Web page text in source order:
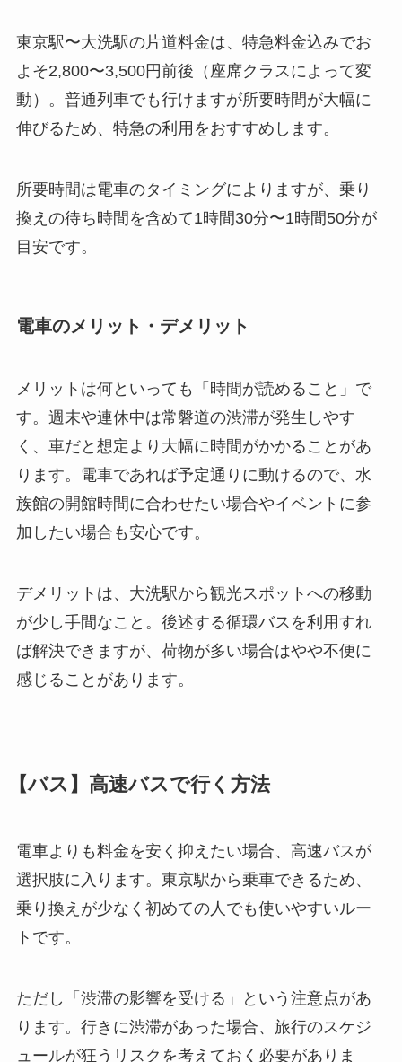
東京駅〜大洗駅の片道料金は、特急料金込みでお
よそ2,800〜3,500円前後（座席クラスによって変
動）。普通列車でも行けますが所要時間が大幅に
伸びるため、特急の利用をおすすめします。
所要時間は電車のタイミングによりますが、乗り
換えの待ち時間を含めて1時間30分〜1時間50分が
目安です。
電車のメリット・デメリット
メリットは何といっても「時間が読めること」で
す。週末や連休中は常磐道の渋滞が発生しやす
く、車だと想定より大幅に時間がかかることがあ
ります。電車であれば予定通りに動けるので、水
族館の開館時間に合わせたい場合やイベントに参
加したい場合も安心です。
デメリットは、大洗駅から観光スポットへの移動
が少し手間なこと。後述する循環バスを利用すれ
ば解決できますが、荷物が多い場合はやや不便に
感じることがあります。
【バス】高速バスで行く方法
電車よりも料金を安く抑えたい場合、高速バスが
選択肢に入ります。東京駅から乗車できるため、
乗り換えが少なく初めての人でも使いやすいルー
トです。
ただし「渋滞の影響を受ける」という注意点があ
ります。行きに渋滞があった場合、旅行のスケジ
ュールが狂うリスクを考えておく必要がありま